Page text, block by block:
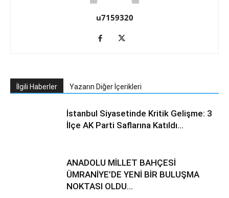
u7159320
İlgili Haberler Yazarın Diğer İçerikleri
İstanbul Siyasetinde Kritik Gelişme: 3
İlçe AK Parti Saflarına Katıldı…
ANADOLU MİLLET BAHÇESİ
ÜMRANİYE’DE YENİ BİR BULUŞMA
NOKTASI OLDU…